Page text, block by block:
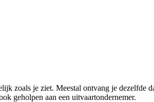
zoals je ziet. Meestal ontvang je dezelfde
geholpen aan een uitvaartondernemer.